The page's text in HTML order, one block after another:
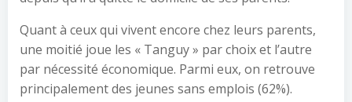
Quant à ceux qui vivent encore chez leurs parents,
une moitié joue les « Tanguy » par choix et l’autre
par nécessité économique. Parmi eux, on retrouve
principalement des jeunes sans emplois (62%).